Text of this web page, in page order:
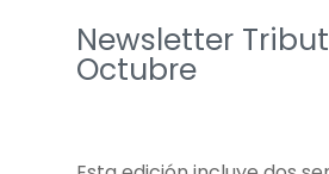
Newsletter
Octubre